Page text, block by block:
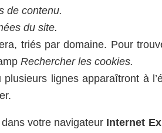
de contenu.
du site.
triés par domaine. Pour
Rechercher les cookies.
lignes apparaîtront à
dans votre navigateur Internet